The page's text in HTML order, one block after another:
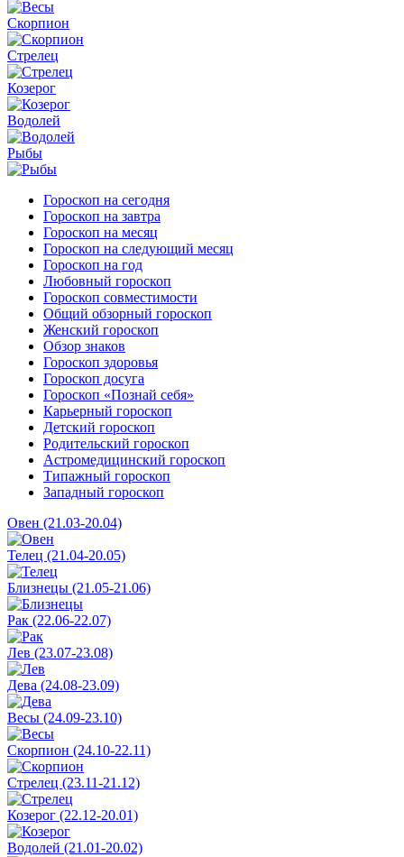
Скорпион
Стрелец
Козерог
Водолей
Рыбы
Гороскоп на сегодня
Гороскоп на завтра
Гороскоп на месяц
Гороскоп на следующий месяц
Гороскоп на год
Любовный гороскоп
Гороскоп совместимости
Общий обзорный гороскоп
Женский гороскоп
Обзор знаков
Гороскоп здоровья
Гороскоп досуга
Гороскоп «Познай себя»
Карьерный гороскоп
Детский гороскоп
Родительский гороскоп
Астромедицинский гороскоп
Типажный гороскоп
Западный гороскоп
Овен (21.03-20.04)
Телец (21.04-20.05)
Близнецы (21.05-21.06)
Рак (22.06-22.07)
Лев (23.07-23.08)
Дева (24.08-23.09)
Весы (24.09-23.10)
Скорпион (24.10-22.11)
Стрелец (23.11-21.12)
Козерог (22.12-20.01)
Водолей (21.01-20.02)